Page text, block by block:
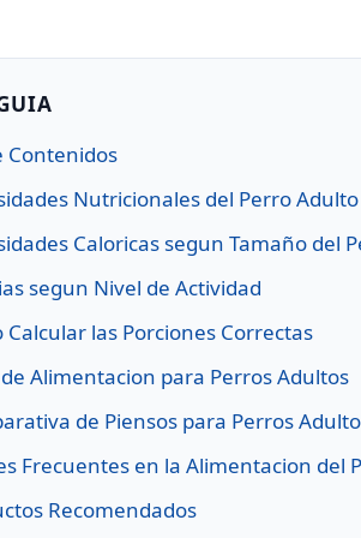
Contenidos
Nutricionales del Perro Adulto
Caloricas segun Tamaño del
segun Nivel de Actividad
Calcular las Porciones Correctas
Alimentacion para Perros Adultos
de Piensos para Perros
Frecuentes en la Alimentacion del
Recomendados